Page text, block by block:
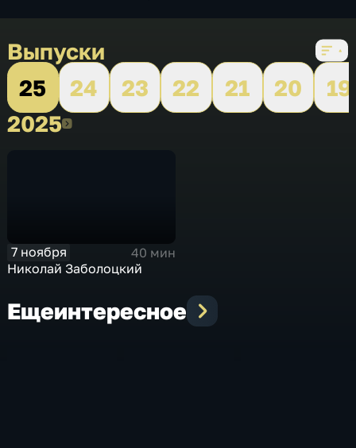
Выпуски
25
24 23 22 21 20
19
20252025
7 ноября
40 мин
Николай Заболоцкий
Ещеинтересное